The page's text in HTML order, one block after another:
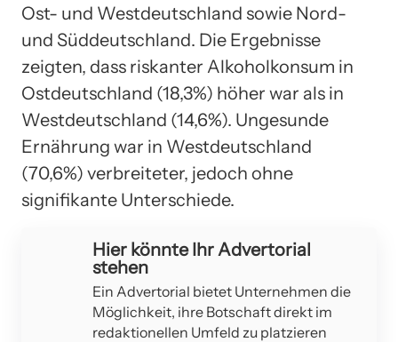
Ost- und Westdeutschland sowie Nord-
und Süddeutschland. Die Ergebnisse
zeigten, dass riskanter Alkoholkonsum in
Ostdeutschland (18,3%) höher war als in
Westdeutschland (14,6%). Ungesunde
Ernährung war in Westdeutschland
(70,6%) verbreiteter, jedoch ohne
signifikante Unterschiede.
Hier könnte Ihr Advertorial
stehen
Ein Advertorial bietet Unternehmen die
Möglichkeit, ihre Botschaft direkt im
redaktionellen Umfeld zu platzieren